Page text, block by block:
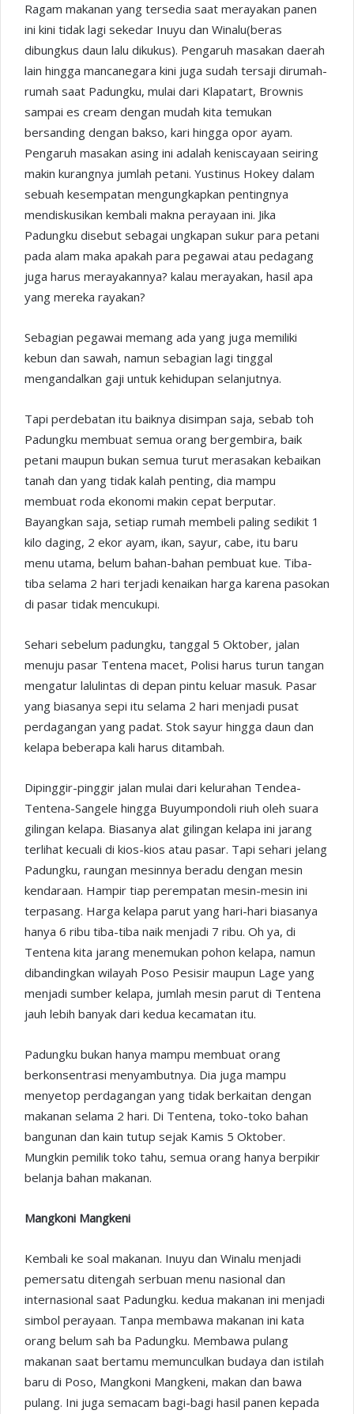
Ragam makanan yang tersedia saat merayakan panen
ini kini tidak lagi sekedar Inuyu dan Winalu(beras
dibungkus daun lalu dikukus). Pengaruh masakan daerah
lain hingga mancanegara kini juga sudah tersaji dirumah-
rumah saat Padungku, mulai dari Klapatart, Brownis
sampai es cream dengan mudah kita temukan
bersanding dengan bakso, kari hingga opor ayam.
Pengaruh masakan asing ini adalah keniscayaan seiring
makin kurangnya jumlah petani. Yustinus Hokey dalam
sebuah kesempatan mengungkapkan pentingnya
mendiskusikan kembali makna perayaan ini. Jika
Padungku disebut sebagai ungkapan sukur para petani
pada alam maka apakah para pegawai atau pedagang
juga harus merayakannya? kalau merayakan, hasil apa
yang mereka rayakan?
Sebagian pegawai memang ada yang juga memiliki
kebun dan sawah, namun sebagian lagi tinggal
mengandalkan gaji untuk kehidupan selanjutnya.
Tapi perdebatan itu baiknya disimpan saja, sebab toh
Padungku membuat semua orang bergembira, baik
petani maupun bukan semua turut merasakan kebaikan
tanah dan yang tidak kalah penting, dia mampu
membuat roda ekonomi makin cepat berputar.
Bayangkan saja, setiap rumah membeli paling sedikit 1
kilo daging, 2 ekor ayam, ikan, sayur, cabe, itu baru
menu utama, belum bahan-bahan pembuat kue. Tiba-
tiba selama 2 hari terjadi kenaikan harga karena pasokan
di pasar tidak mencukupi.
Sehari sebelum padungku, tanggal 5 Oktober, jalan
menuju pasar Tentena macet, Polisi harus turun tangan
mengatur lalulintas di depan pintu keluar masuk. Pasar
yang biasanya sepi itu selama 2 hari menjadi pusat
perdagangan yang padat. Stok sayur hingga daun dan
kelapa beberapa kali harus ditambah.
Dipinggir-pinggir jalan mulai dari kelurahan Tendea-
Tentena-Sangele hingga Buyumpondoli riuh oleh suara
gilingan kelapa. Biasanya alat gilingan kelapa ini jarang
terlihat kecuali di kios-kios atau pasar. Tapi sehari jelang
Padungku, raungan mesinnya beradu dengan mesin
kendaraan. Hampir tiap perempatan mesin-mesin ini
terpasang. Harga kelapa parut yang hari-hari biasanya
hanya 6 ribu tiba-tiba naik menjadi 7 ribu. Oh ya, di
Tentena kita jarang menemukan pohon kelapa, namun
dibandingkan wilayah Poso Pesisir maupun Lage yang
menjadi sumber kelapa, jumlah mesin parut di Tentena
jauh lebih banyak dari kedua kecamatan itu.
Padungku bukan hanya mampu membuat orang
berkonsentrasi menyambutnya. Dia juga mampu
menyetop perdagangan yang tidak berkaitan dengan
makanan selama 2 hari. Di Tentena, toko-toko bahan
bangunan dan kain tutup sejak Kamis 5 Oktober.
Mungkin pemilik toko tahu, semua orang hanya berpikir
belanja bahan makanan.
Mangkoni Mangkeni
Kembali ke soal makanan. Inuyu dan Winalu menjadi
pemersatu ditengah serbuan menu nasional dan
internasional saat Padungku. kedua makanan ini menjadi
simbol perayaan. Tanpa membawa makanan ini kata
orang belum sah ba Padungku. Membawa pulang
makanan saat bertamu memunculkan budaya dan istilah
baru di Poso, Mangkoni Mangkeni, makan dan bawa
pulang. Ini juga semacam bagi-bagi hasil panen kepada